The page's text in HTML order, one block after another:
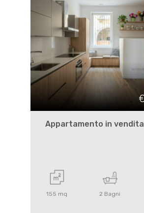
Appartamento in
155 mq 2 Bagni